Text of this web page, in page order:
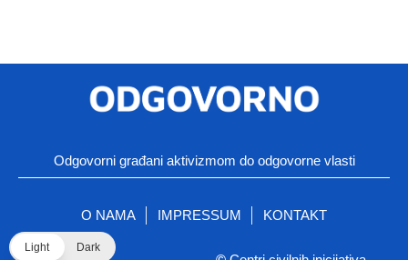
Odgovorni građani aktivizmom do odgovorne vlasti
O NAMA IMPRESSUM KONTAKT
Light Dark